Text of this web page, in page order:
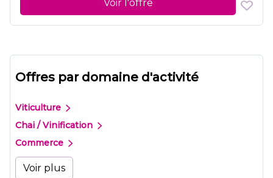
Voir l'offre
Offres par domaine d'activité
Viticulture
Chai / Vinification
Commerce
Voir plus